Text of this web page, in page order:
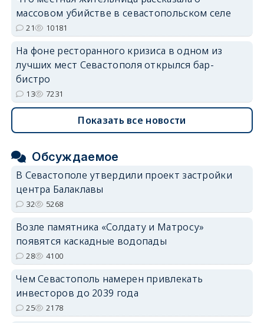
массовом убийстве в севастопольском селе
21 10181
На фоне ресторанного кризиса в одном из
лучших мест Севастополя открылся бар-
бистро
13 7231
Показать все новости
Обсуждаемое
В Севастополе утвердили проект застройки
центра Балаклавы
32 5268
Возле памятника «Солдату и Матросу»
появятся каскадные водопады
28 4100
Чем Севастополь намерен привлекать
инвесторов до 2039 года
25 2178